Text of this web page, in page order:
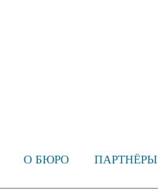
О БЮРО ПАРТНЁРЫ